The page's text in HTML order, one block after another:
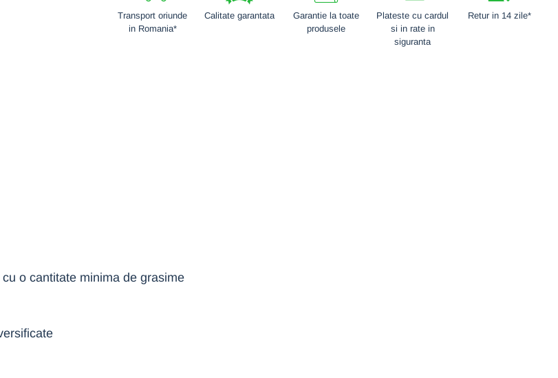
Transport oriunde
in Romania*
Calitate garantata
Garantie la toate
produsele
Plateste cu cardul
si in rate in
siguranta
Retur in 14 zile*
o cantitate minima de grasime